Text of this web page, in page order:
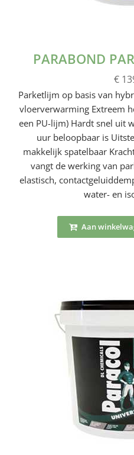
PARABOND
€
Parketlijm op basis van
vloerverwarming Extreem
een PU-lijm) Hardt snel uit
uur beloopbaar is
makkelijk spatelbaar
vangt de werking van
elastisch,
water- en
Aan